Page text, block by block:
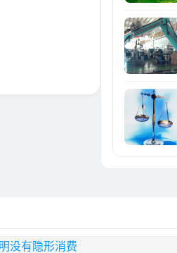
没有隐形消费